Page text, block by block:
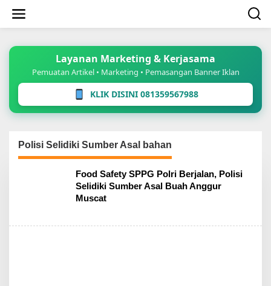
konten
Layanan Marketing & Kerjasama
Pemuatan Artikel • Marketing • Pemasangan Banner Iklan
KLIK DISINI 081359567988
Polisi Selidiki Sumber Asal bahan
Food Safety SPPG Polri Berjalan, Polisi
Selidiki Sumber Asal Buah Anggur
Muscat